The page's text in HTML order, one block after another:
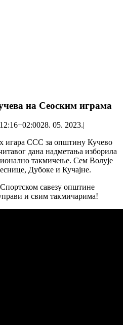
на Сеоским играма
28. 05. 2023.|
игара ССС за општину Кучево
дана надметања изборила
такмичење. Сем Волује
Дубоке и Кучајне.
савезу општине
и свим такмичарима!